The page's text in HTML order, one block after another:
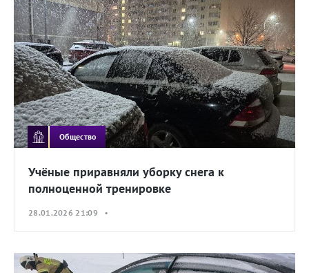
Общество
Учёные приравняли уборку снега к
полноценной тренировке
28.01.2026 21:09 •